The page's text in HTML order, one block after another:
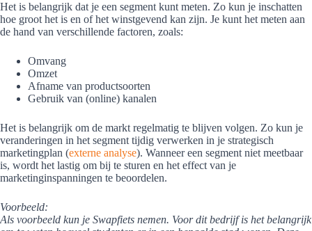
Het is belangrijk dat je een segment kunt meten. Zo kun je inschatten
hoe groot het is en of het winstgevend kan zijn. Je kunt het meten aan
de hand van verschillende factoren, zoals:
Omvang
Omzet
Afname van productsoorten
Gebruik van (online) kanalen
Het is belangrijk om de markt regelmatig te blijven volgen. Zo kun je
veranderingen in het segment tijdig verwerken in je strategisch
marketingplan (externe analyse). Wanneer een segment niet meetbaar
is, wordt het lastig om bij te sturen en het effect van je
marketinginspanningen te beoordelen.
Voorbeeld:
Als voorbeeld kun je Swapfiets nemen. Voor dit bedrijf is het belangrijk